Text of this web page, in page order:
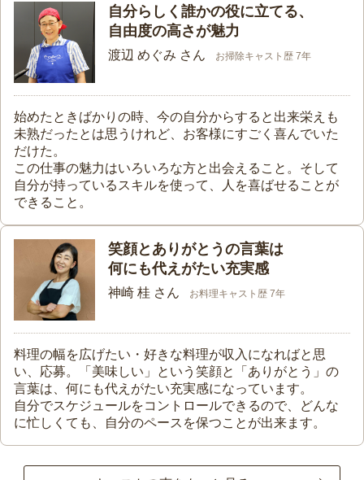
自分らしく誰かの役に立てる、
自由度の高さが魅力
渡辺 めぐみ さん お掃除キャスト歴 7年
始めたときばかりの時、今の自分からすると出来栄えも
未熟だったとは思うけれど、お客様にすごく喜んでいた
だけた。
この仕事の魅力はいろいろな方と出会えること。そして
自分が持っているスキルを使って、人を喜ばせることが
できること。
笑顔とありがとうの言葉は
何にも代えがたい充実感
神崎 桂 さん お料理キャスト歴 7年
料理の幅を広げたい・好きな料理が収入になればと思
い、応募。「美味しい」という笑顔と「ありがとう」の
言葉は、何にも代えがたい充実感になっています。
自分でスケジュールをコントロールできるので、どんな
に忙しくても、自分のペースを保つことが出来ます。